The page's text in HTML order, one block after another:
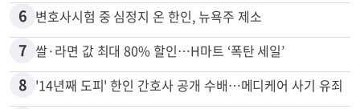
5
6 변호사시험 중 심정지 온 한인, 뉴욕주 제소
7 쌀·라면 값 최대 80% 할인…H마트 ‘폭탄 세일’